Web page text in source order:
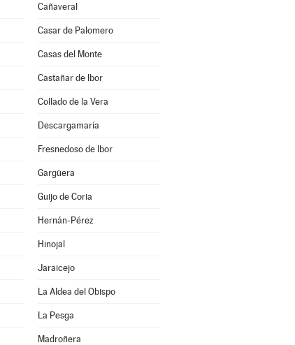
Cañaveral
Casar de Palomero
Casas del Monte
Castañar de Ibor
Collado de la Vera
Descargamaría
Fresnedoso de Ibor
Gargüera
Guijo de Coria
Hernán-Pérez
Hinojal
Jaraicejo
La Aldea del Obispo
La Pesga
Madroñera